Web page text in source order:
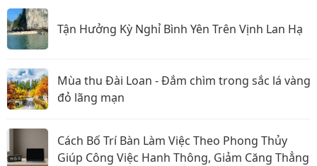
Tận Hưởng Kỳ Nghỉ Bình Yên Trên Vịnh Lan Hạ
Mùa thu Đài Loan - Đắm chìm trong sắc lá vàng
đỏ lãng mạn
Cách Bố Trí Bàn Làm Việc Theo Phong Thủy
Giúp Công Việc Hanh Thông, Giảm Căng Thẳng